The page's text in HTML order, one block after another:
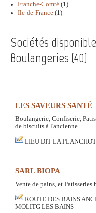
Franche-Comté (1)
Ile-de-France (1)
Sociétés
Boulangeries (40)
LES SAVEURS SANTÉ
Boulangerie, Confiserie,
de biscuits à l'ancienne
LIEU DIT LA
SARL BIOPA
Vente de pains, et
ROUTE DES BAINS
MOLITG LES BAINS